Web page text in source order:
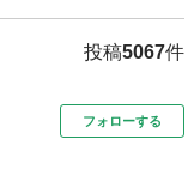
投稿5067件
フォローする